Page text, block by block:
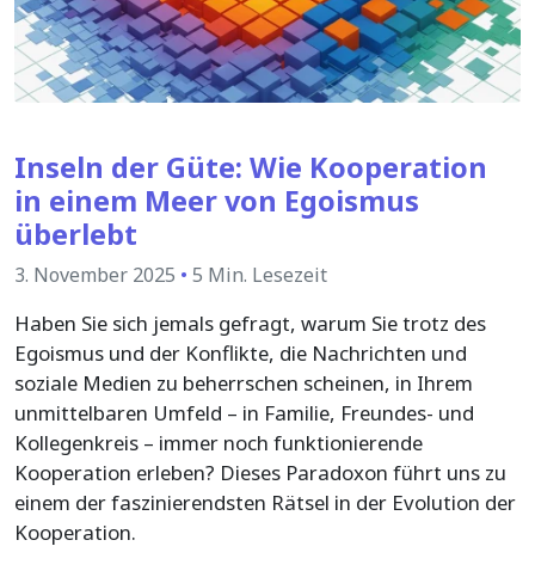
Inseln der Güte: Wie Kooperation
in einem Meer von Egoismus
überlebt
3. November 2025 • 5 Min. Lesezeit
Haben Sie sich jemals gefragt, warum Sie trotz des
Egoismus und der Konflikte, die Nachrichten und
soziale Medien zu beherrschen scheinen, in Ihrem
unmittelbaren Umfeld – in Familie, Freundes- und
Kollegenkreis – immer noch funktionierende
Kooperation erleben? Dieses Paradoxon führt uns zu
einem der faszinierendsten Rätsel in der Evolution der
Kooperation.